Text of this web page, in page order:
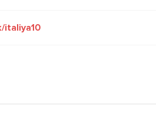
italiya10